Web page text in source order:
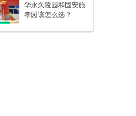
华永久陵园和固安施
孝园该怎么选？